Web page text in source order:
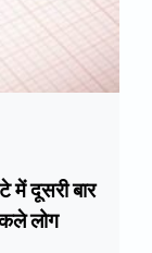
लोग